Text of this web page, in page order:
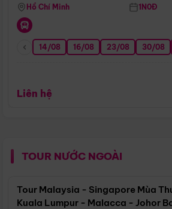
Hồ Chí Minh 1N0Đ
14/08 16/08 23/08 30/08
Liên hệ
TOUR NƯỚC NGOÀI
Tour Malaysia - Singapore Mùa
Kuala Lumpur - Malacca - Johor